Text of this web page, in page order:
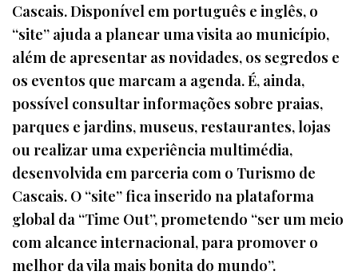
Cascais. Disponível em português e inglês, o
“site” ajuda a planear uma visita ao município,
além de apresentar as novidades, os segredos e
os eventos que marcam a agenda. É, ainda,
possível consultar informações sobre praias,
parques e jardins, museus, restaurantes, lojas
ou realizar uma experiência multimédia,
desenvolvida em parceria com o Turismo de
Cascais. O “site” fica inserido na plataforma
global da “Time Out”, prometendo “ser um meio
com alcance internacional, para promover o
melhor da vila mais bonita do mundo”.